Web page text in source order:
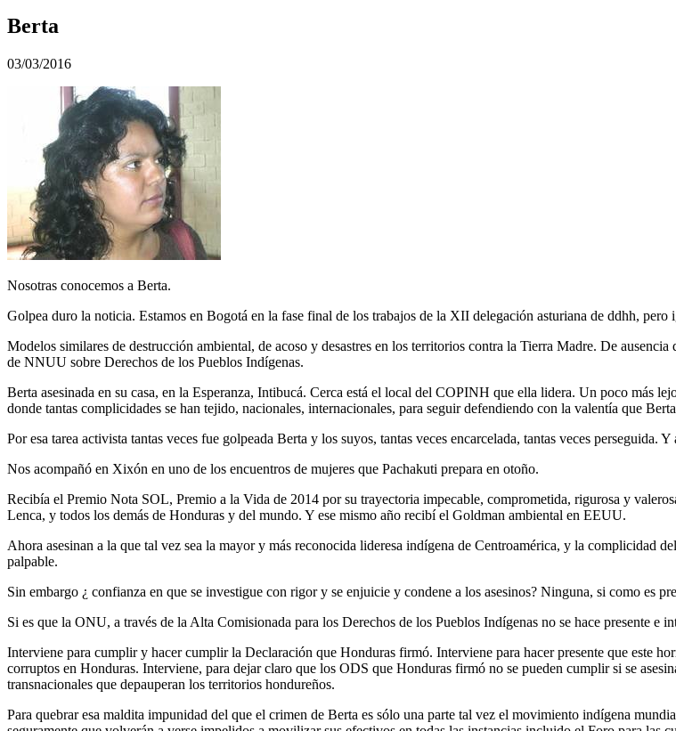
Berta
03/03/2016
Nosotras conocemos a Berta.
Golpea duro la noticia. Estamos en Bogotá en la fase final de los trabajos de la XII delegación asturiana de ddhh, pero
Modelos similares de destrucción ambiental, de acoso y desastres en los territorios contra la Tierra Madre. De
de NNUU sobre Derechos de los Pueblos Indígenas.
Berta asesinada en su casa, en la Esperanza, Intibucá. Cerca está el local del COPINH que ella lidera. Un poco más
donde tantas complicidades se han tejido, nacionales, internacionales, para seguir defendiendo con la valentía que
Por esa tarea activista tantas veces fue golpeada Berta y los suyos, tantas veces encarcelada, tantas veces perseguida.
Nos acompañó en Xixón en uno de los encuentros de mujeres que Pachakuti prepara en otoño.
Recibía el Premio Nota SOL, Premio a la Vida de 2014 por su trayectoria impecable, comprometida, rigurosa y
Lenca, y todos los demás de Honduras y del mundo. Y ese mismo año recibí el Goldman ambiental en EEUU.
Ahora asesinan a la que tal vez sea la mayor y más reconocida lideresa indígena de Centroamérica, y la complicidad
palpable.
Sin embargo ¿ confianza en que se investigue con rigor y se enjuicie y condene a los asesinos? Ninguna, si como es
Si es que la ONU, a través de la Alta Comisionada para los Derechos de los Pueblos Indígenas no se hace presente e
Interviene para cumplir y hacer cumplir la Declaración que Honduras firmó. Interviene para hacer presente que este
corruptos en Honduras. Interviene, para dejar claro que los ODS que Honduras firmó no se pueden cumplir si se
transnacionales que depauperan los territorios hondureños.
Para quebrar esa maldita impunidad del que el crimen de Berta es sólo una parte tal vez el movimiento indígena